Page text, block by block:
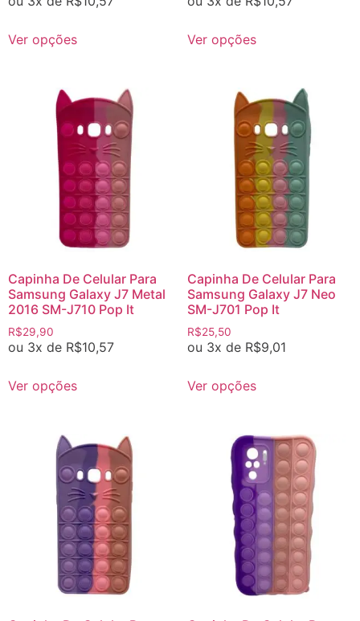
Ver opções Ver opções
Capinha De Celular Para
Samsung Galaxy J7 Metal
2016 SM-J710 Pop It
R$29,90
ou 3x de R$10,57
Ver opções
Capinha De Celular Para
Samsung Galaxy J7 Neo
SM-J701 Pop It
R$25,50
ou 3x de R$9,01
Ver opções